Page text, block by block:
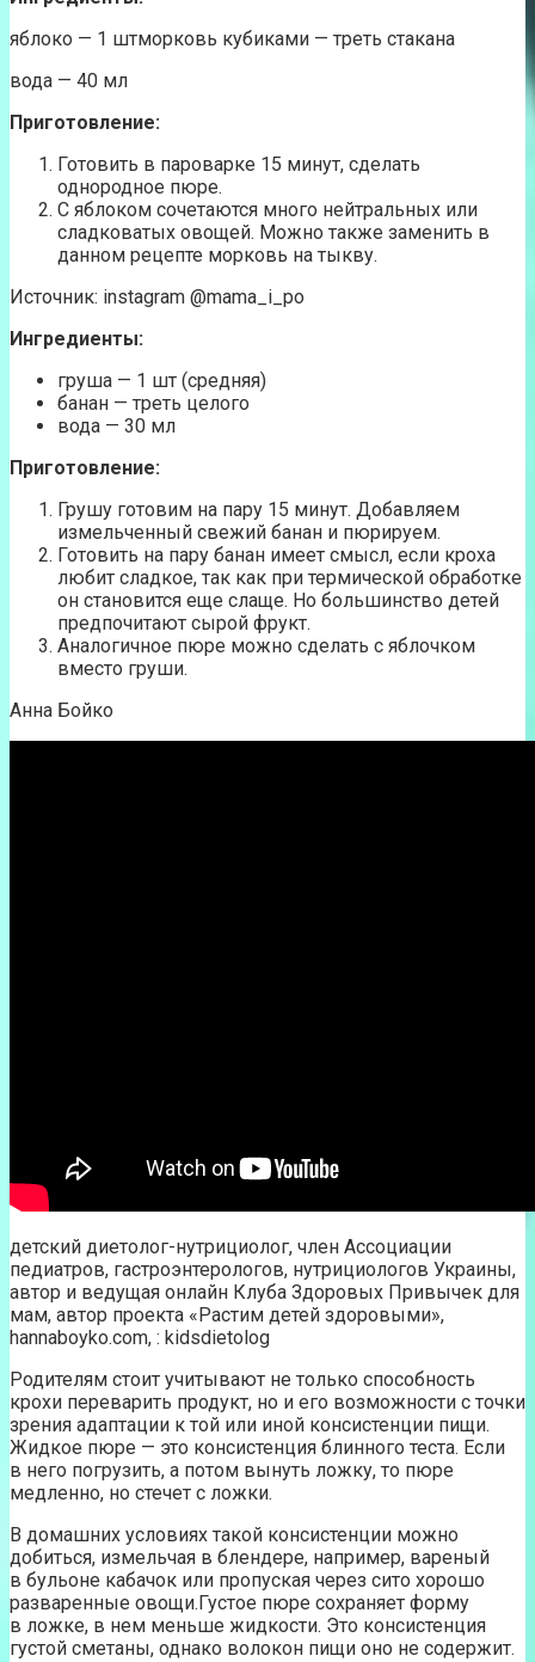
яблоко — 1 штморковь кубиками — треть стакана
вода — 40 мл
Приготовление:
Готовить в пароварке 15 минут, сделать
однородное пюре.
С яблоком сочетаются много нейтральных или
сладковатых овощей. Можно также заменить в
данном рецепте морковь на тыкву.
Источник: instagram @mama_i_po
Ингредиенты:
груша — 1 шт (средняя)
банан — треть целого
вода — 30 мл
Приготовление:
Грушу готовим на пару 15 минут. Добавляем
измельченный свежий банан и пюрируем.
Готовить на пару банан имеет смысл, если кроха
любит сладкое, так как при термической обработке
он становится еще слаще. Но большинство детей
предпочитают сырой фрукт.
Аналогичное пюре можно сделать с яблочком
вместо груши.
Анна Бойко
детский диетолог-нутрициолог, член Ассоциации
педиатров, гастроэнтерологов, нутрициологов Украины,
автор и ведущая онлайн Клуба Здоровых Привычек для
мам, автор проекта «Растим детей здоровыми»,
hannaboyko.com, : kidsdietolog
Родителям стоит учитывают не только способность
крохи переварить продукт, но и его возможности с точки
зрения адаптации к той или иной консистенции пищи.
Жидкое пюре — это консистенция блинного теста. Если
в него погрузить, а потом вынуть ложку, то пюре
медленно, но стечет с ложки.
В домашних условиях такой консистенции можно
добиться, измельчая в блендере, например, вареный
в бульоне кабачок или пропуская через сито хорошо
разваренные овощи.Густое пюре сохраняет форму
в ложке, в нем меньше жидкости. Это консистенция
густой сметаны, однако волокон пищи оно не содержит.